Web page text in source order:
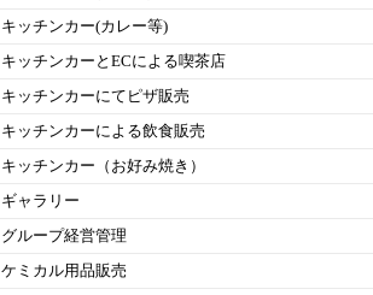
キッチンカー(カレー等)
キッチンカーとECによる喫茶店
キッチンカーにてピザ販売
キッチンカーによる飲食販売
キッチンカー（お好み焼き）
ギャラリー
グループ経営管理
ケミカル用品販売